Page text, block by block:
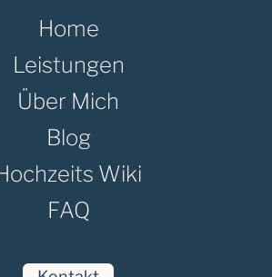
Home
Leistungen
Über Mich
Blog
Wiki
FAQ